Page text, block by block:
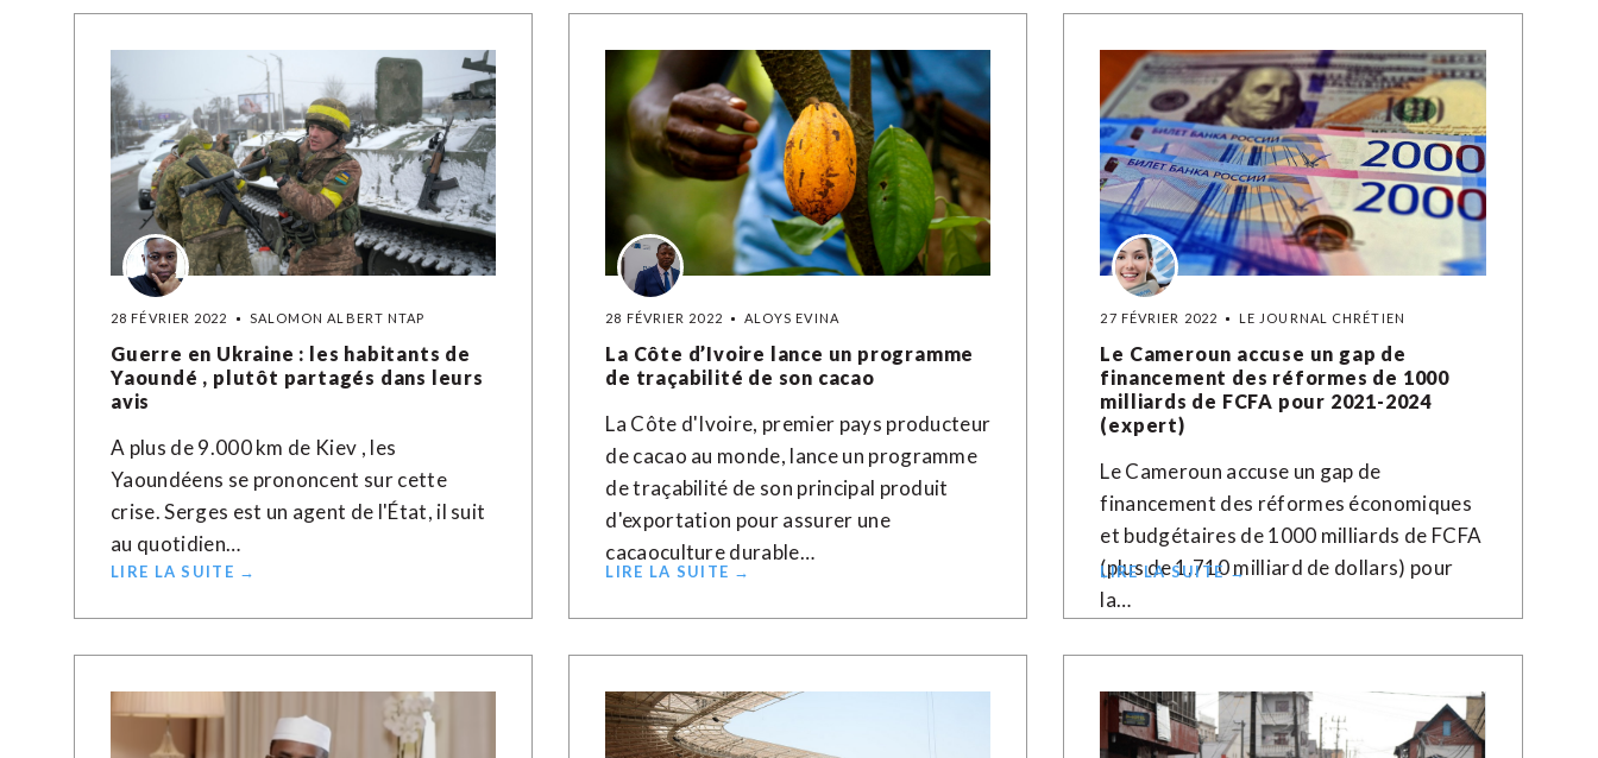
28 FÉVRIER 2022 SALOMON ALBERT NTAP
Guerre en Ukraine : les habitants de
Yaoundé , plutôt partagés dans leurs
avis
A plus de 9.000 km de Kiev , les
Yaoundéens se prononcent sur cette
crise. Serges est un agent de l'État, il suit
au quotidien…
LIRE LA SUITE →
28 FÉVRIER 2022 ALOYS EVINA
La Côte d’Ivoire lance un programme
de traçabilité de son cacao
La Côte d'Ivoire, premier pays producteur
de cacao au monde, lance un programme
de traçabilité de son principal produit
d'exportation pour assurer une
cacaoculture durable…
LIRE LA SUITE →
27 FÉVRIER 2022 LE JOURNAL CHRÉTIEN
Le Cameroun accuse un gap de
financement des réformes de 1000
milliards de FCFA pour 2021-2024
(expert)
Le Cameroun accuse un gap de
financement des réformes économiques
et budgétaires de 1000 milliards de FCFA
(plus de 1,710 milliard de dollars) pour
la…
LIRE LA SUITE →